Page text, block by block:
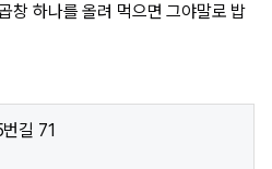
창 하나를 올려 먹으면 그야말로 밥
길 71